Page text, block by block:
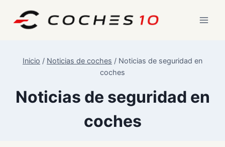
Inicio / Noticias de coches / Noticias de seguridad en
coches
Noticias de seguridad en
coches